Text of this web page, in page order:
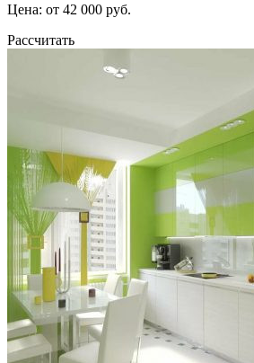
Цена: от 42 000 руб.
Рассчитать